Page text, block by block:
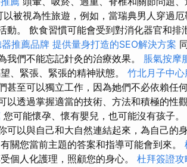
以被視為性旅遊，例如，當瑞典男人穿過
動。 飲食習慣可能會受到對消化器官和排
推薦品牌 提供量身打造的SEO解決方案
我們不能忘記針灸的治療效果。 脹氣按摩
、緊張、緊張的精神狀態。 竹北月子中心
甚至可以獨立工作，因為她們不必依賴任
以透過掌握適當的技術、方法和積極的性
您可能懷孕、懷有嬰兒，也可能沒有孩子。
可以與自己和大自然連結起來，為自己的
關您當前主題的答案和指導可能會到來。
個人化護理，照顧您的身心。 杜拜簽證攻